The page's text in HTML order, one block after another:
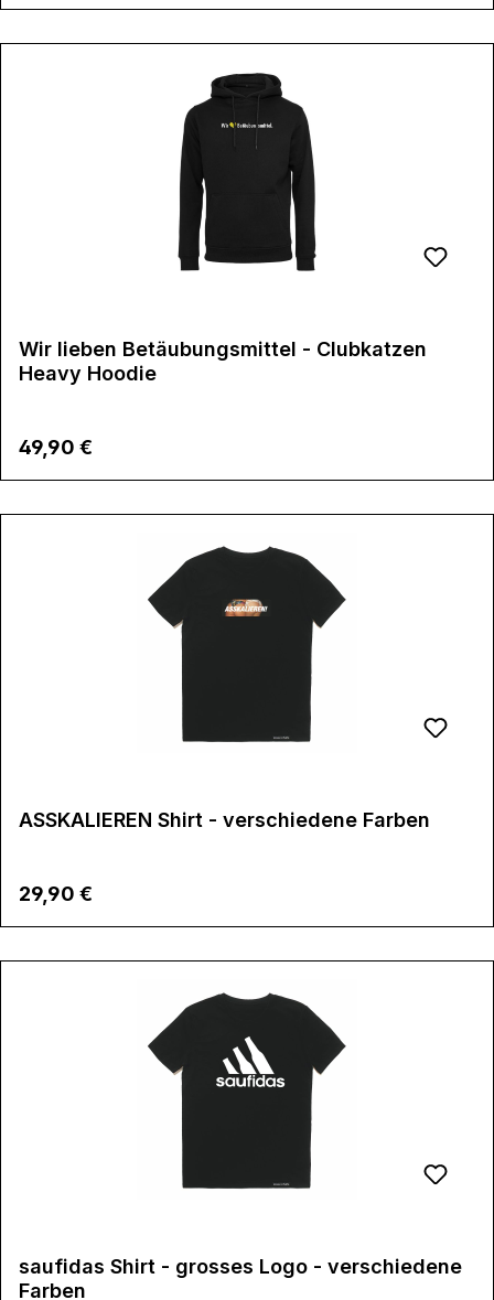
Wir lieben Betäubungsmittel - Clubkatzen
Heavy Hoodie
Regulärer Preis:
49,90 €
ASSKALIEREN Shirt - verschiedene Farben
Regulärer Preis:
29,90 €
saufidas Shirt - grosses Logo - verschiedene
Farben